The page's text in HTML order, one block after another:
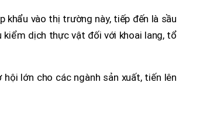
khẩu vào thị trường này, tiếp đến là sầu
kiểm dịch thực vật đối với khoai lang, tổ
lớn cho các ngành sản xuất, tiến lên